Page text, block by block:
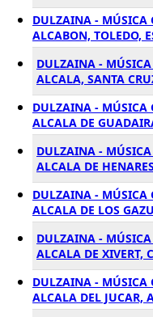
DULZAINA - MÚSICA
ALCABON, TOLEDO,
DULZAINA - MÚSICA
ALCALA, SANTA
DULZAINA - MÚSICA
ALCALA DE
DULZAINA - MÚSICA
ALCALA DE
DULZAINA - MÚSICA
ALCALA DE LOS
DULZAINA - MÚSICA
ALCALA DE XIVERT,
DULZAINA - MÚSICA
ALCALA DEL JUCAR,